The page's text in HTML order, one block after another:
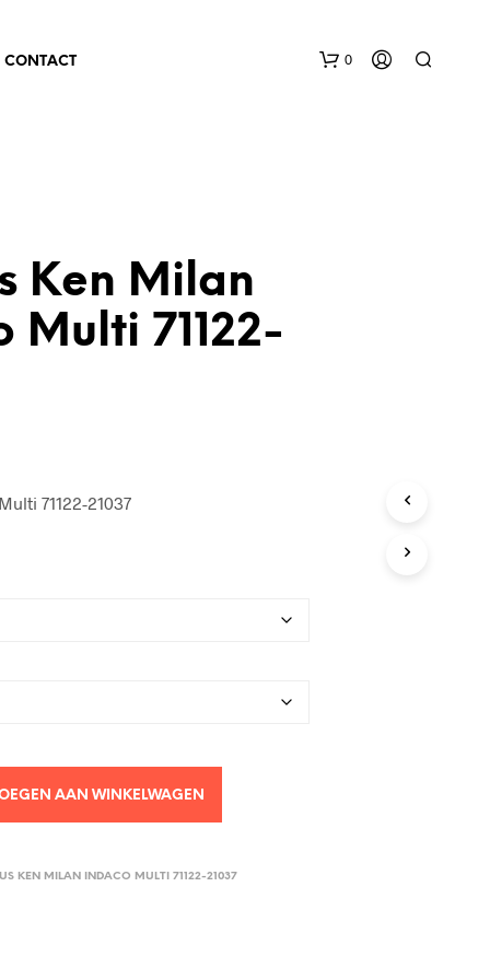
CONTACT 0
Ken Milan
Multi 71122-
71122-21037
AAN WINKELWAGEN
KEN MILAN INDACO MULTI 71122-21037